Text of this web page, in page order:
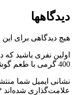
دیدگاهها
هیچ دیدگاهی برای
اولین نفری باشید
400 گرمی با طعم گوشت گاو ویسکاس – Whiskas”
نشانی ایمیل شما
علامت‌گذاری شده‌اند